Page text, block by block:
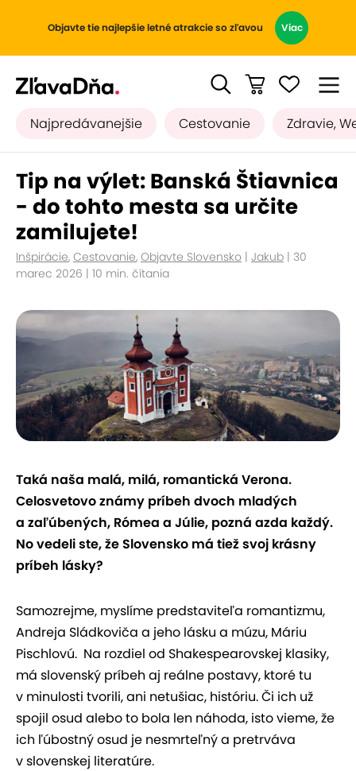
Objavte tie najlepšie letné atrakcie so zľavou Viac
Najpredávanejšie Cestovanie Zdravie,
Tip na výlet: Banská Štiavnica
- do tohto mesta sa určite
zamilujete!
Inšpirácie, Cestovanie, Objavte Slovensko | Jakub | 30
marec 2026 | 10 min. čítania
Taká naša malá, milá, romantická Verona.
Celosvetovo známy príbeh dvoch mladých
a zaľúbených, Rómea a Júlie, pozná azda každý.
No vedeli ste, že Slovensko má tiež svoj krásny
príbeh lásky?
Samozrejme, myslíme predstaviteľa romantizmu,
Andreja Sládkoviča a jeho lásku a múzu, Máriu
Pischlovú. Na rozdiel od Shakespearovskej klasiky,
má slovenský príbeh aj reálne postavy, ktoré tu
v minulosti tvorili, ani netušiac, históriu. Či ich už
spojil osud alebo to bola len náhoda, isto vieme, že
ich ľúbostný osud je nesmrteľný a pretrváva
v slovenskej literatúre.